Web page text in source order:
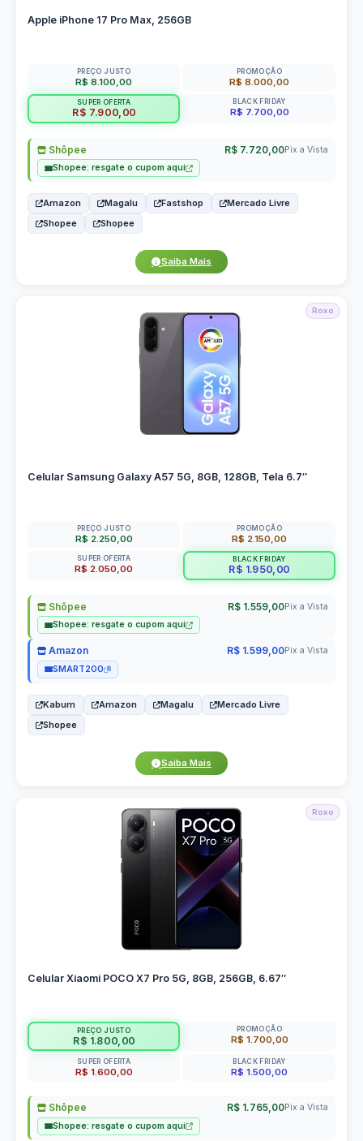
Apple iPhone 17 Pro Max, 256GB
PREÇO JUSTO
R$ 8.100,00
PROMOÇÃO
R$ 8.000,00
SUPER OFERTA
R$ 7.900,00
BLACK FRIDAY
R$ 7.700,00
Shôpee R$ 7.720,00Pix a Vista
Shopee: resgate o cupom aqui
Amazon Magalu Fastshop
Mercado Livre
Shopee
Shopee
Saiba Mais
Roxo
Celular Samsung Galaxy A57 5G, 8GB, 128GB, Tela 6.7″
PREÇO JUSTO
R$ 2.250,00
PROMOÇÃO
R$ 2.150,00
SUPER OFERTA
R$ 2.050,00
BLACK FRIDAY
R$ 1.950,00
Shôpee R$ 1.559,00Pix a Vista
Shopee: resgate o cupom aqui
Amazon R$ 1.599,00Pix a Vista
SMART200
Kabum Amazon Magalu
Mercado Livre
Shopee
Saiba Mais
Roxo
Celular Xiaomi POCO X7 Pro 5G, 8GB, 256GB, 6.67″
PREÇO JUSTO
R$ 1.800,00
PROMOÇÃO
R$ 1.700,00
SUPER OFERTA
R$ 1.600,00
BLACK FRIDAY
R$ 1.500,00
Shôpee R$ 1.765,00Pix a Vista
Shopee: resgate o cupom aqui